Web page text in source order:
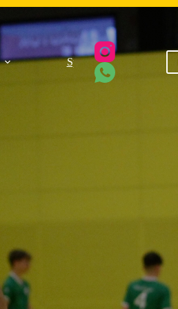
Sponsoren